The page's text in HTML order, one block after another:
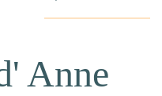
Anne